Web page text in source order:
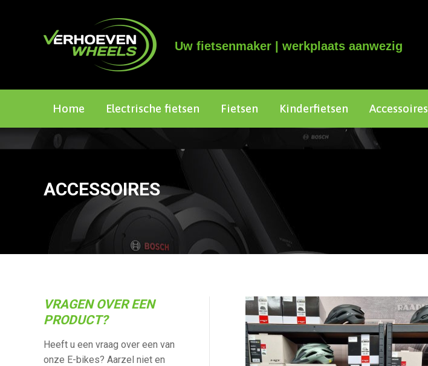
Uw fietsenmaker | werkplaats aanwezig
Home Electrische fietsen Fietsen Kinderfietsen Accessoires
ACCESSOIRES
VRAGEN OVER EEN
PRODUCT?
Heeft u een vraag over een van
onze E-bikes? Aarzel niet en